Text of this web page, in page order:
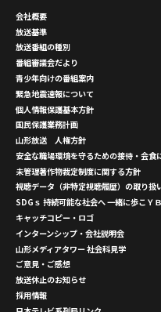
会社概要
放送基準
放送番組の種別
番組審議会だより
青少年向けの番組案内
緊急地震速報について
個人情報保護基本方針
国民保護業務計画
山形放送 人権方針
安全な職場環境を守るための接待・会食
未管理著作物裁定制度に関する方針
視聴データ（非特定視聴履歴）の取り扱
SDGｓ 持続可能な社会へ 一緒に歩こＹ
キャッチコピー・ロゴ
インターンシップ・会社説明会
山形メディアタワー 社会科見学
ご意見・ご感想
放送休止のお知らせ
採用情報